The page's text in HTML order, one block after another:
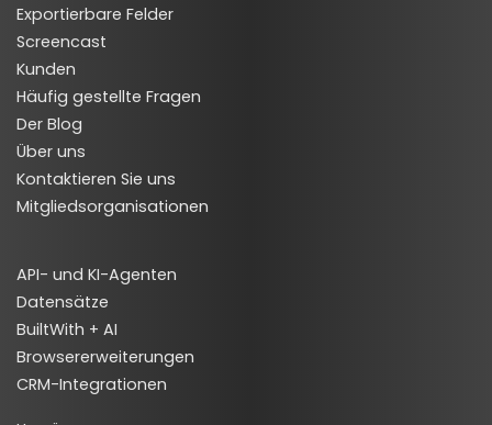
Exportierbare Felder
Screencast
Kunden
Häufig gestellte Fragen
Der Blog
Über uns
Kontaktieren Sie uns
Mitgliedsorganisationen
API- und KI-Agenten
Datensätze
BuiltWith + AI
Browsererweiterungen
CRM-Integrationen